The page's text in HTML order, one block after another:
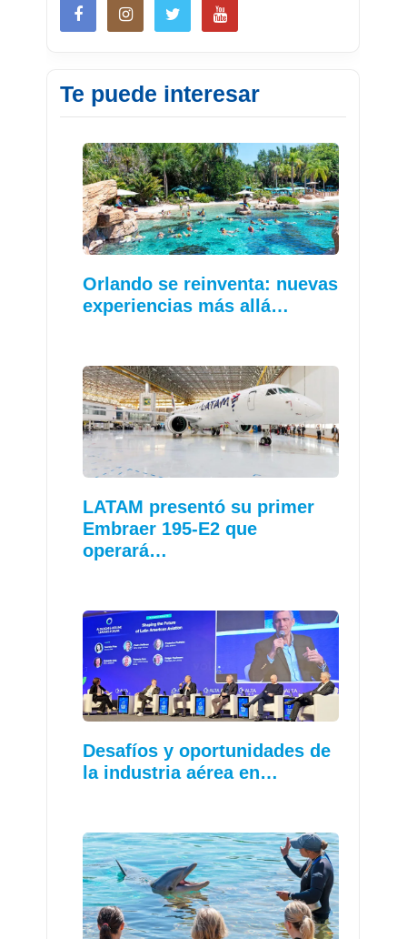
Te puede interesar
Orlando se reinventa: nuevas
experiencias más allá…
LATAM presentó su primer
Embraer 195-E2 que
operará…
Desafíos y oportunidades de
la industria aérea en…